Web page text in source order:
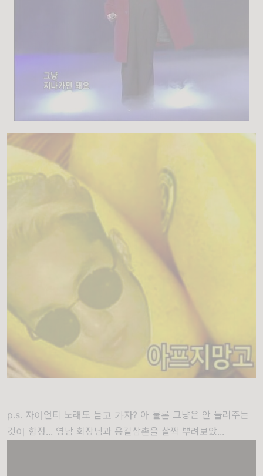
p.s. 자이언티 노래도 듣고 가자? 아 물론 그냥은 안 들려주는
것이 함정... 영남 회장님과 용길삼촌을 살짝 뿌려보았...